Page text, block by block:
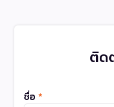
ติด
ชื่อ *